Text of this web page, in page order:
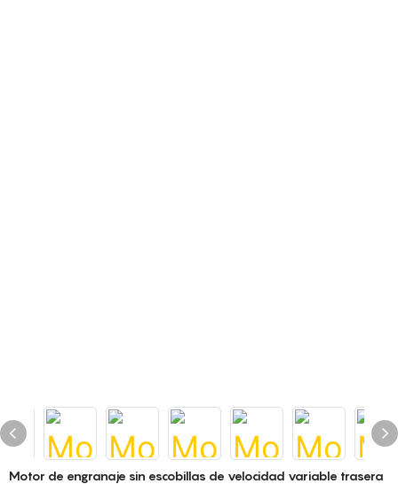
Motor de engranaje sin escobillas de velocidad variable trasera